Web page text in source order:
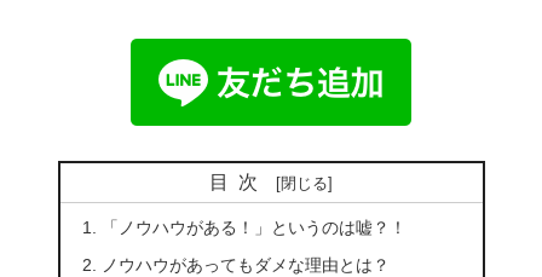
目次
「ノウハウがある！」というのは嘘？！
ノウハウがあってもダメな理由とは？